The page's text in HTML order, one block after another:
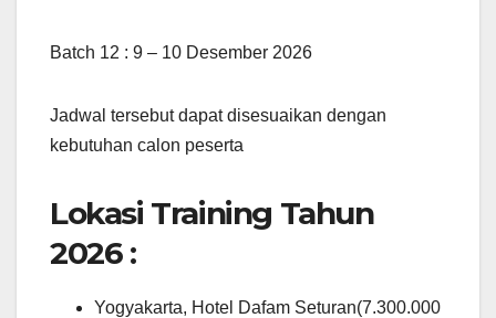
Batch 12 : 9 – 10 Desember 2026
Jadwal tersebut dapat disesuaikan dengan
kebutuhan calon peserta
Lokasi Training Tahun
2026 :
Yogyakarta, Hotel Dafam Seturan(7.300.000